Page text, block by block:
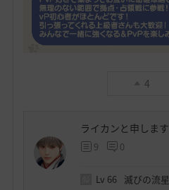
4
ライカンと申します
9 0
Lv 66 滅びの流星